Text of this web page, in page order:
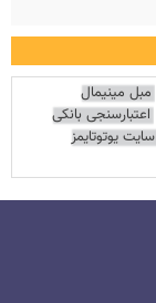
مبل مینیمال
اعتبارسنجی بانکی
سایت یوتوتایمز